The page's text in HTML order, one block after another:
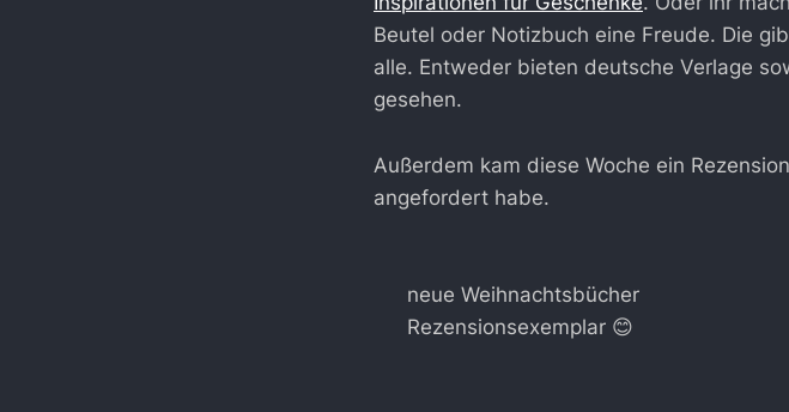
Beutel oder Notizbuch eine Freude. Die
alle. Entweder bieten deutsche Verlage
gesehen.
Außerdem kam diese Woche ein
angefordert habe.
neue Weihnachtsbücher
Rezensionsexemplar 😊